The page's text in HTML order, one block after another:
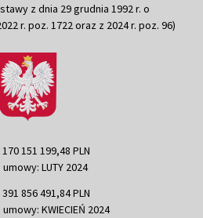
z dnia 29 grudnia 1992 r. o
r. poz. 1722 oraz z 2024 r. poz. 96)
151 199,48 PLN
LUTY 2024
856 491,84 PLN
KWIECIEŃ 2024